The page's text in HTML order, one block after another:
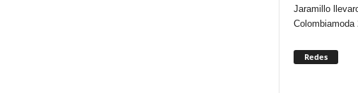
Jaramillo
Colombiamoda
Redes